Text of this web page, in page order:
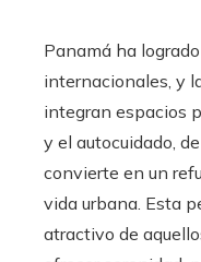
Panamá ha
internacionales, y
integran espacios
y el autocuidado,
convierte en un
vida urbana. Esta
atractivo de